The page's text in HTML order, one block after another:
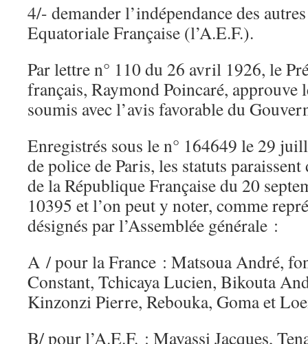
4/- demander l’indépendance des
Equatoriale Française (l’A.E.F.).
Par lettre n° 110 du 26 avril 1926, le
français, Raymond Poincaré, approuve
soumis avec l’avis favorable du
Enregistrés sous le n° 164649 le 29
de police de Paris, les statuts
de la République Française du 20
10395 et l’on peut y noter, comme
désignés par l’Assemblée générale :
A / pour la France : Matsoua André,
Constant, Tchicaya Lucien, Bikouta
Kinzonzi Pierre, Rebouka, Goma et
B/ pour l’A.E.F. : Mayassi Jacques,